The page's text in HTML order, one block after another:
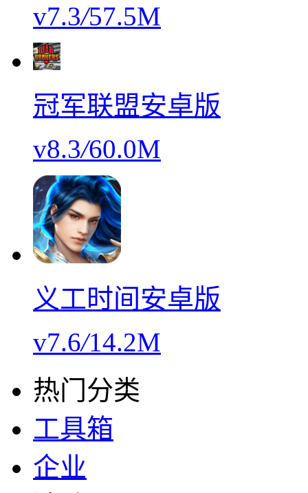
v7.3/57.5M
冠军联盟安卓版
v8.3/60.0M
义工时间安卓版
v7.6/14.2M
热门分类
工具箱
企业